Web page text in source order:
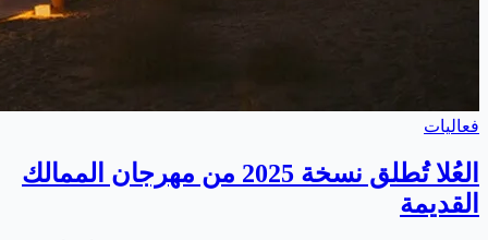
فعاليات
العُلا تُطلق نسخة 2025 من مهرجان الممالك
القديمة